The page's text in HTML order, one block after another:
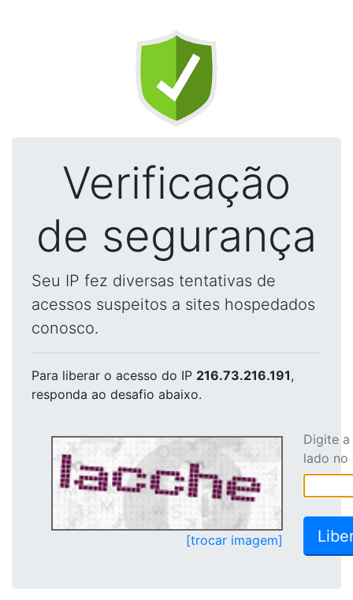
Verificação
de segurança
Seu IP fez diversas tentativas de
acessos suspeitos a sites hospedados
conosco.
Para liberar o acesso do IP 216.73.216.191,
responda ao desafio abaixo.
[trocar imagem]
Digite
lado no